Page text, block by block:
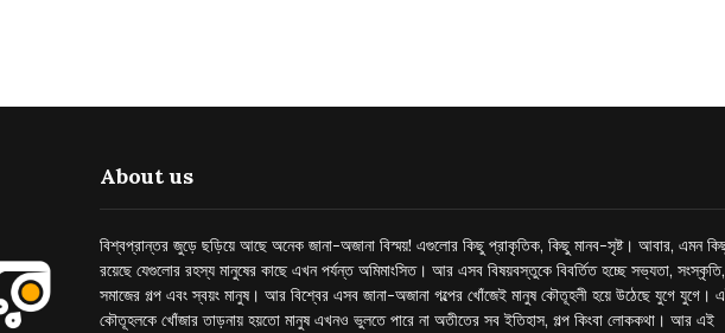
About us
বিশ্বপ্রান্তর জুড়ে ছড়িয়ে আছে অনেক জানা-অজানা বিস্ময়! এগুলোর কিছু প্রাকৃতিক, কিছু মানব-সৃষ্ট। আবার, এমন
রয়েছে যেগুলোর রহস্য মানুষের কাছে এখন পর্যন্ত অমিমাংসিত। আর এসব বিষয়বস্তুকে বিবর্তিত হচ্ছে সভ্যতা,
সমাজের গল্প এবং স্বয়ং মানুষ। আর বিশ্বের এসব জানা-অজানা গল্পের খোঁজেই মানুষ কৌতূহলী হয়ে উঠেছে যুগে যুগে।
কৌতূহলকে খোঁজার তাড়নায় হয়তো মানুষ এখনও ভুলতে পারে না অতীতের সব ইতিহাস, গল্প কিংবা লোককথা। আর এই